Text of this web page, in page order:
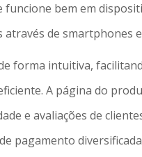
bem em
de smartphones
forma intuitiva,
A página do
e avaliações de
pagamento